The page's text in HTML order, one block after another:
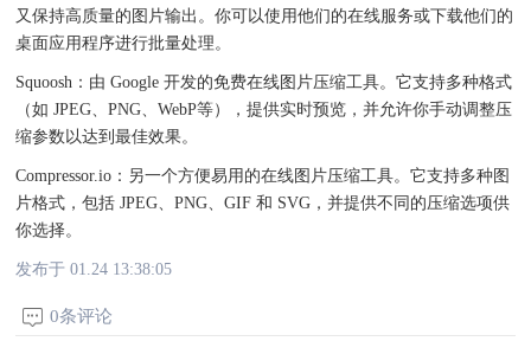
又保持高质量的图片输出。你可以使用他们的在线服务或下载他们的
桌面应用程序进行批量处理。
Squoosh：由 Google 开发的免费在线图片压缩工具。它支持多种格式
（如 JPEG、PNG、WebP等），提供实时预览，并允许你手动调整压
缩参数以达到最佳效果。
Compressor.io：另一个方便易用的在线图片压缩工具。它支持多种图
片格式，包括 JPEG、PNG、GIF 和 SVG，并提供不同的压缩选项供
你选择。
发布于 01.24 13:38:05
0条评论